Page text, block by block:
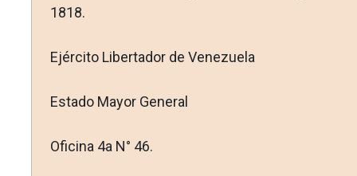
1818.
Ejército Libertador de Venezuela
Estado Mayor General
Oficina 4a N° 46.